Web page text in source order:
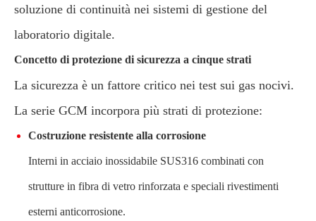
soluzione di continuità nei sistemi di gestione del
laboratorio digitale.
Concetto di protezione di sicurezza a cinque strati
La sicurezza è un fattore critico nei test sui gas nocivi.
La serie GCM incorpora più strati di protezione:
Costruzione resistente alla corrosione
Interni in acciaio inossidabile SUS316 combinati con
strutture in fibra di vetro rinforzata e speciali rivestimenti
esterni anticorrosione.